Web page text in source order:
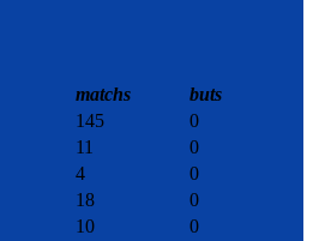
matchs
buts
145
0
11
0
4
0
18
0
10
0